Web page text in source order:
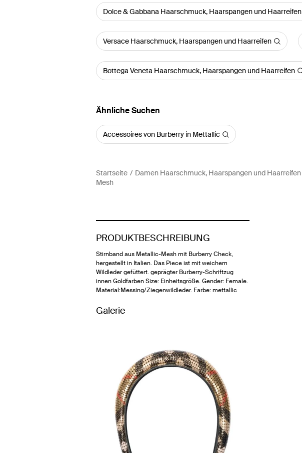
Dolce & Gabbana Haarschmuck, Haarspangen und Haarreifen
Versace Haarschmuck, Haarspangen und Haarreifen
Bottega Veneta Haarschmuck, Haarspangen und Haarreifen
Ähnliche Suchen
Accessoires von Burberry in Mettallic
Startseite Damen Haarschmuck, Haarspangen und Haarreifen
Mesh
PRODUKTBESCHREIBUNG
Stirnband aus Metallic-Mesh mit Burberry Check,
hergestellt in Italien. Das Piece ist mit weichem
Wildleder gefüttert. geprägter Burberry-Schriftzug
innen Goldfarben Size: Einheitsgröße. Gender: Female.
Material:Messing/Ziegenwildleder. Farbe: mettallic
Galerie